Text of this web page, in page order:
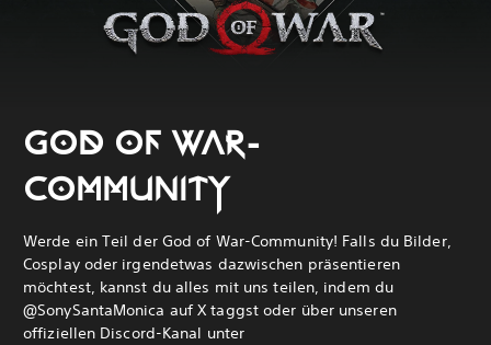
GOD OF WAR-
COMMUNITY
Werde ein Teil der God of War-Community! Falls du Bilder,
Cosplay oder irgendetwas dazwischen präsentieren
möchtest, kannst du alles mit uns teilen, indem du
@SonySantaMonica auf X taggst oder über unseren
offiziellen Discord-Kanal unter